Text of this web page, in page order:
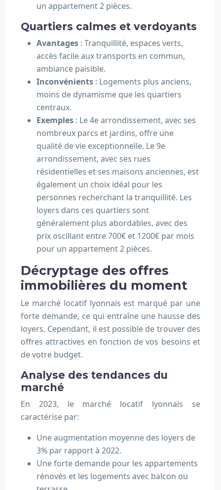
un appartement 2 pièces.
Quartiers calmes et verdoyants
Avantages : Tranquillité, espaces verts,
accès facile aux transports en commun,
ambiance paisible.
Inconvénients : Logements plus anciens,
moins de dynamisme que les quartiers
centraux.
Exemples : Le 4e arrondissement, avec ses
nombreux parcs et jardins, offre une
qualité de vie exceptionnelle. Le 9e
arrondissement, avec ses rues
résidentielles et ses maisons anciennes, est
également un choix idéal pour les
personnes recherchant la tranquillité. Les
loyers dans ces quartiers sont
généralement plus abordables, avec des
prix oscillant entre 700€ et 1200€ par mois
pour un appartement 2 pièces.
Décryptage des offres
immobilières du moment
Le marché locatif lyonnais est marqué par une
forte demande, ce qui entraîne une hausse des
loyers. Cependant, il est possible de trouver des
offres attractives en fonction de vos besoins et
de votre budget.
Analyse des tendances du
marché
En 2023, le marché locatif lyonnais se
caractérise par:
Une augmentation moyenne des loyers de
3% par rapport à 2022.
Une forte demande pour les appartements
rénovés et les logements avec balcon ou